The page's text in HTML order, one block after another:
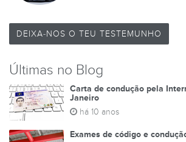
DEIXA-NOS O TEU TESTEMUNHO
Últimas no Blog
Carta de condução pela
Janeiro
há 10 anos
Exames de código e